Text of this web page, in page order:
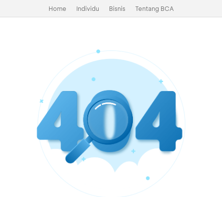
Home Individu Bisnis Tentang BCA